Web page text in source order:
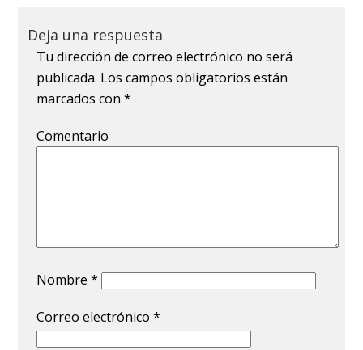
Deja una respuesta
Tu dirección de correo electrónico no será
publicada. Los campos obligatorios están
marcados con*
Comentario
Nombre*
Correo electrónico*